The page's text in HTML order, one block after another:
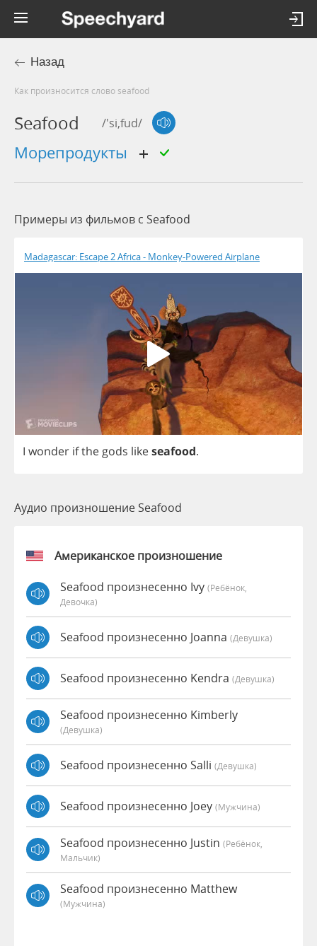
Назад
Как произносится слово seafood
Seafood /'si,fud/
морепродукты
Примеры из фильмов c Seafood
Madagascar: Escape 2 Africa - Monkey-Powered Airplane
I wonder ifthe gods likeseafood.
Аудио произношение Seafood
Американское произношение
Seafood произнесенно Ivy (Ребёнок,
Девочка)
Seafood произнесенно Joanna (девушка)
Seafood произнесенно Kendra (девушка)
Seafood произнесенно Kimberly
(девушка)
Seafood произнесенно Salli (девушка)
Seafood произнесенно Joey (мужчина)
Seafood произнесенно Justin (Ребёнок,
Мальчик)
Seafood произнесенно Matthew
(мужчина)